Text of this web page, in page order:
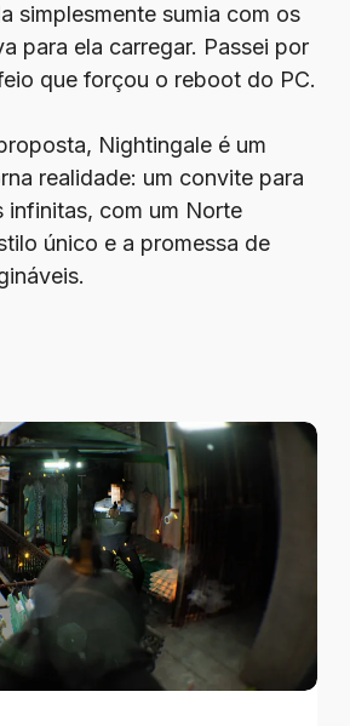
simplesmente sumia com os
para ela carregar. Passei por
que forçou o reboot do PC.
Nightingale é um
realidade: um convite para
infinitas, com um Norte
único e a promessa de